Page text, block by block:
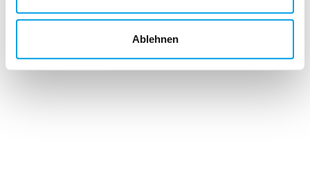
Ablehnen